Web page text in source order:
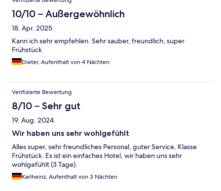
10/10 – Außergewöhnlich
18. Apr. 2025
Kann ich sehr empfehlen. Sehr sauber, freundlich, super
Frühstück
Dieter, Aufenthalt von 4 Nächten
Verifizierte Bewertung
8/10 – Sehr gut
19. Aug. 2024
Wir haben uns sehr wohlgefühlt
Alles super, sehr freundliches Personal, guter Service, Klasse
Frühstück. Es ist ein einfaches Hotel, wir haben uns sehr
wohlgefühlt (3 Tage).
Karlheinz, Aufenthalt von 3 Nächten